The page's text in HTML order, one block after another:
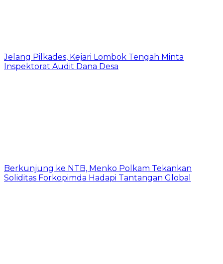
Jelang Pilkades, Kejari Lombok Tengah Minta
Inspektorat Audit Dana Desa
Berkunjung ke NTB, Menko Polkam Tekankan
Soliditas Forkopimda Hadapi Tantangan Global